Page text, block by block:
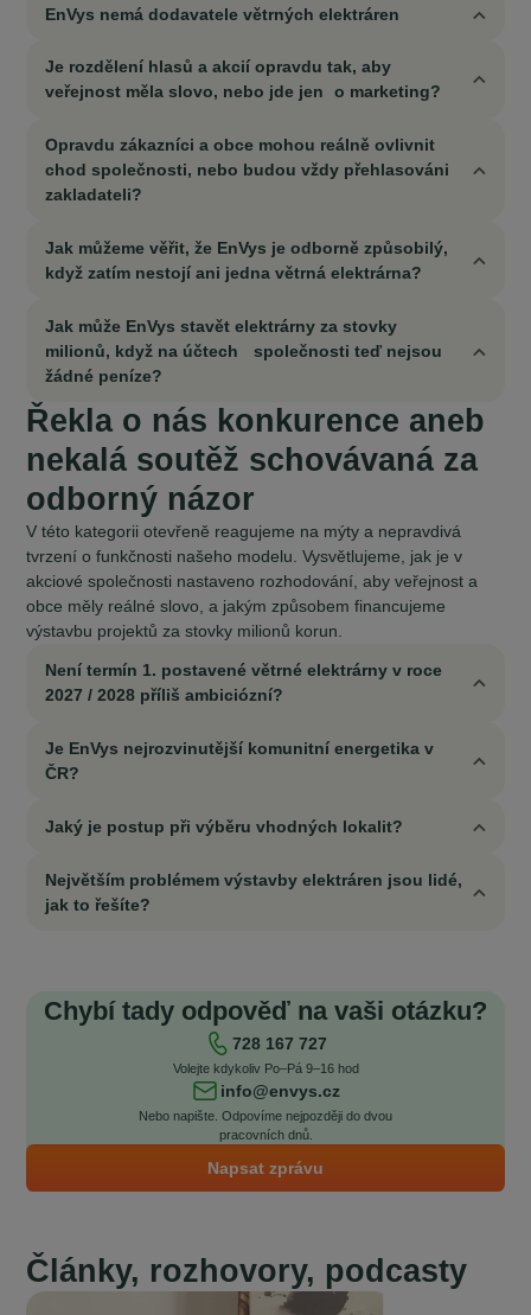
EnVys nemá dodavatele větrných elektráren
Je rozdělení hlasů a akcií opravdu tak, aby
veřejnost měla slovo, nebo jde jen o marketing?
Opravdu zákazníci a obce mohou reálně ovlivnit
chod společnosti, nebo budou vždy přehlasováni
zakladateli?
Jak můžeme věřit, že EnVys je odborně způsobilý,
když zatím nestojí ani jedna větrná elektrárna?
Jak může EnVys stavět elektrárny za stovky
milionů, když na účtech společnosti teď nejsou
žádné peníze?
Řekla o nás konkurence aneb
nekalá soutěž schovávaná za
odborný názor
V této kategorii otevřeně reagujeme na mýty a nepravdivá
tvrzení o funkčnosti našeho modelu. Vysvětlujeme, jak je v
akciové společnosti nastaveno rozhodování, aby veřejnost a
obce měly reálné slovo, a jakým způsobem financujeme
výstavbu projektů za stovky milionů korun.
Není termín 1. postavené větrné elektrárny v roce
2027 / 2028 příliš ambiciózní?
Je EnVys nejrozvinutější komunitní energetika v
ČR?
Jaký je postup při výběru vhodných lokalit?
Největším problémem výstavby elektráren jsou lidé,
jak to řešíte?
Chybí tady odpověď na vaši otázku?
728 167 727
Volejte kdykoliv Po–Pá 9–16 hod
info@envys.cz
Nebo napište. Odpovíme nejpozději do dvou
pracovních dnů.
Napsat zprávu
Články, rozhovory, podcasty